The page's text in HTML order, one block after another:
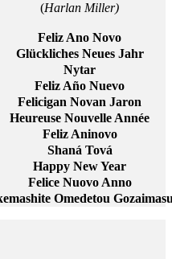
(Harlan Miller)
Feliz Ano Novo
Glückliches Neues Jahr
Nytar
Feliz Año Nuevo
Felicigan Novan Jaron
Heureuse Nouvelle Année
Feliz Aninovo
Shaná Tová
Happy New Year
Felice Nuovo Anno
Omedetou